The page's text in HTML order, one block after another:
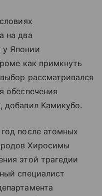
на два
у Японии
как примкнуть
рассматривался
обеспечения
добавил Камикубо.
после атомных
Хиросимы
этой трагедии
специалист